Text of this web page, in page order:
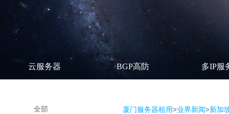
云服务器 BGP高防 多IP服
全部 厦门服务器租用>业界新闻>新加